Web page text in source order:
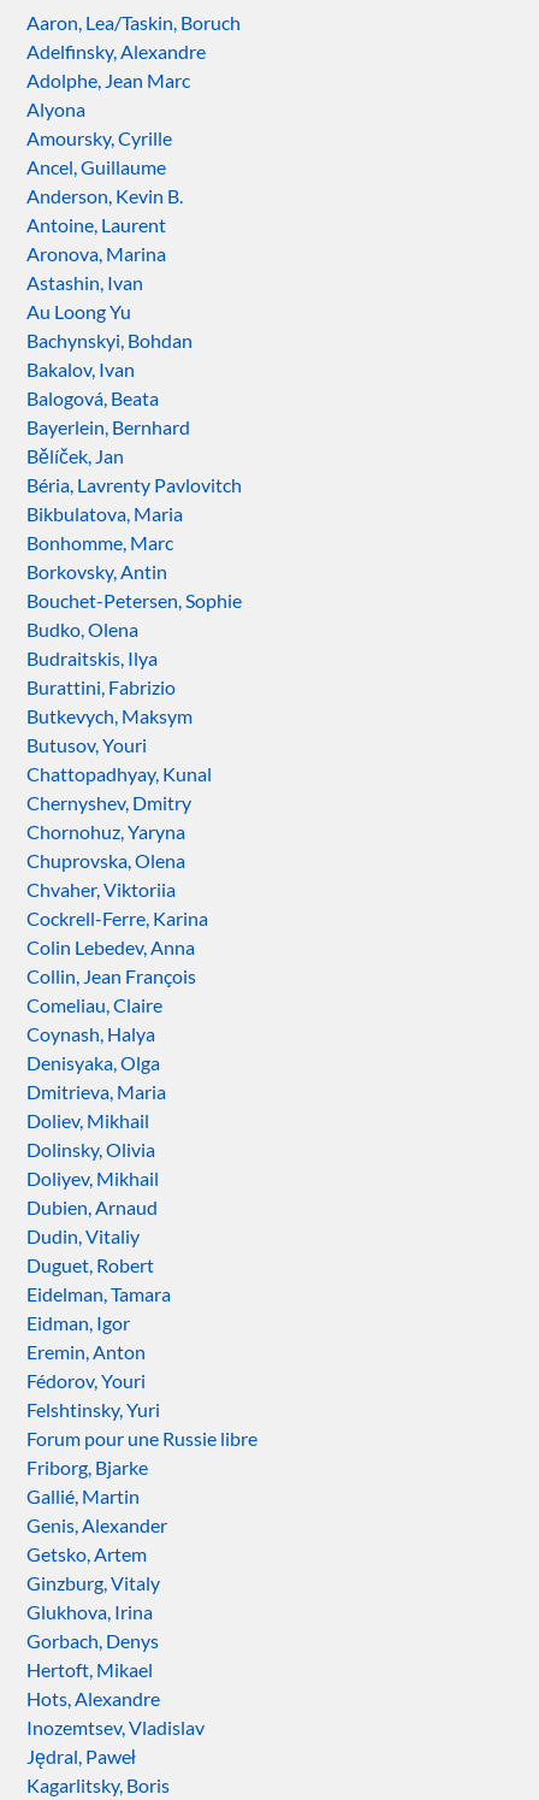
Aaron, Lea/Taskin, Boruch
Adelfinsky, Alexandre
Adolphe, Jean Marc
Alyona
Amoursky, Cyrille
Ancel, Guillaume
Anderson, Kevin B.
Antoine, Laurent
Aronova, Marina
Astashin, Ivan
Au Loong Yu
Bachynskyi, Bohdan
Bakalov, Ivan
Balogová, Beata
Bayerlein, Bernhard
Bělíček, Jan
Béria, Lavrenty Pavlovitch
Bikbulatova, Maria
Bonhomme, Marc
Borkovsky, Antin
Bouchet-Petersen, Sophie
Budko, Olena
Budraitskis, Ilya
Burattini, Fabrizio
Butkevych, Maksym
Butusov, Youri
Chattopadhyay, Kunal
Chernyshev, Dmitry
Chornohuz, Yaryna
Chuprovska, Olena
Chvaher, Viktoriia
Cockrell-Ferre, Karina
Colin Lebedev, Anna
Collin, Jean François
Comeliau, Claire
Coynash, Halya
Denisyaka, Olga
Dmitrieva, Maria
Doliev, Mikhail
Dolinsky, Olivia
Doliyev, Mikhail
Dubien, Arnaud
Dudin, Vitaliy
Duguet, Robert
Eidelman, Tamara
Eidman, Igor
Eremin, Anton
Fédorov, Youri
Felshtinsky, Yuri
Forum pour une Russie libre
Friborg, Bjarke
Gallié, Martin
Genis, Alexander
Getsko, Artem
Ginzburg, Vitaly
Glukhova, Irina
Gorbach, Denys
Hertoft, Mikael
Hots, Alexandre
Inozemtsev, Vladislav
Jędral, Paweł
Kagarlitsky, Boris